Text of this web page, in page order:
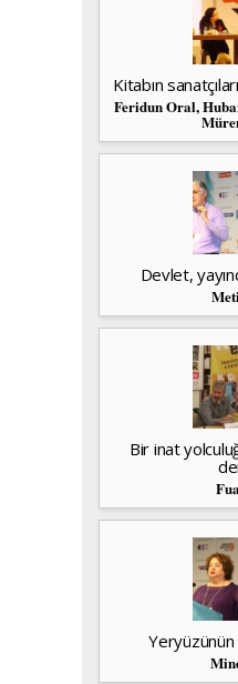
Kitabın
Feridun Oral,
Devlet,
Bir inat